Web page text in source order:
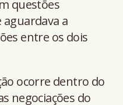
questões
a
entre os dois
ocorre dentro do
negociações do